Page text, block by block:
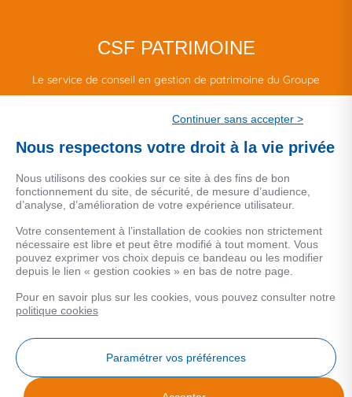
CSF PATRIMOINE
Le service de conseil en gestion de patrimoine du Groupe
MENTIONS LEGALES
Données personnelles
COOKIES
Continuer sans accepter >
Nous respectons votre droit à la vie privée
Nous utilisons des cookies sur ce site à des fins de bon
fonctionnement du site, de sécurité, de mesure d’audience,
d’analyse, d’amélioration de votre expérience utilisateur.
Votre consentement à l’installation de cookies non strictement
nécessaire est libre et peut être modifié à tout moment. Vous
pouvez exprimer vos choix depuis ce bandeau ou les modifier
depuis le lien « gestion cookies » en bas de notre page.
Pour en savoir plus sur les cookies, vous pouvez consulter notre
politique cookies
Paramétrer vos préférences